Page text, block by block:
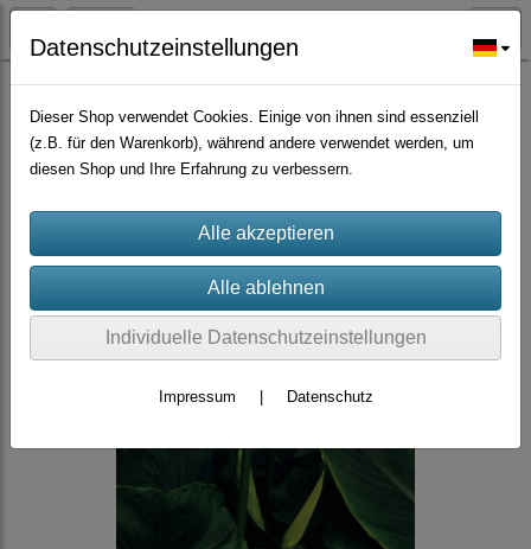
Zierpflanzen
Datenschutzeinstellungen
Dieser Shop verwendet Cookies. Einige von ihnen sind essenziell
(z.B. für den Warenkorb), während andere verwendet werden, um
diesen Shop und Ihre Erfahrung zu verbessern.
Individuelle Datenschutzeinstellungen
Impressum Datenschutz